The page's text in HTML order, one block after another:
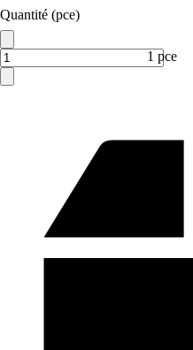
Quantité (pce)
1 pce